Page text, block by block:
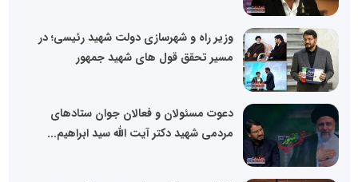
وزیر راه و شهرسازی دولت شهید رئیسی؛ در
مسیر تحقق قول های شهید جمهور
دعوت مسئولان و فعالان جوان ستادهای
مردمی شهید دکتر آیت الله سید ابراهیم...